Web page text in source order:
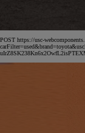
POST https://usc-